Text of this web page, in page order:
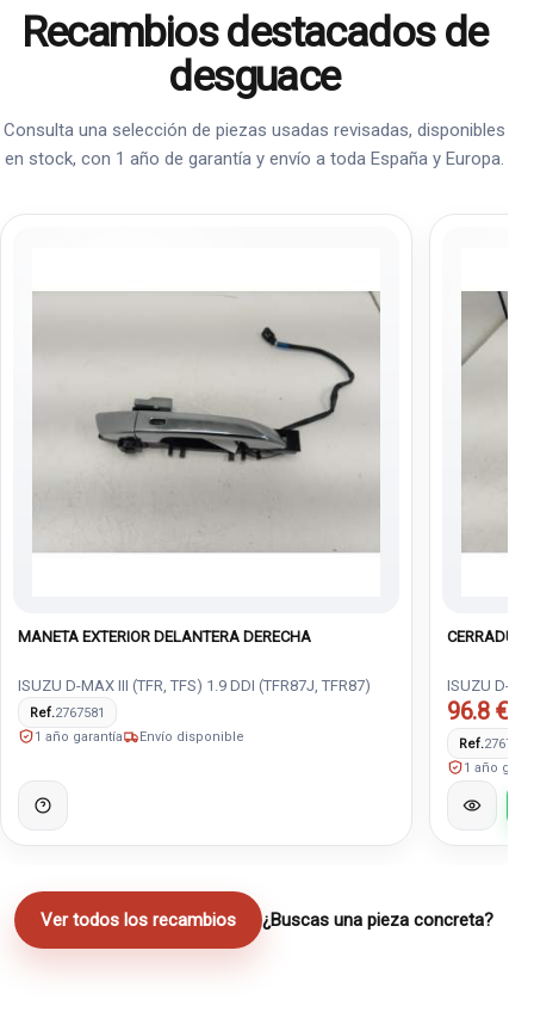
Recambios destacados de
desguace
Consulta una selección de piezas usadas revisadas, disponibles
en stock, con 1 año de garantía y envío a toda España y Europa.
MANETA EXTERIOR DELANTERA DERECHA
ISUZU D-MAX III (TFR, TFS) 1.9 DDI (TFR87J, TFR87)
Ref.2767581
1 año garantía
Envío disponible
ISUZU D-
96.8 €
Ref.2767575
1 año
Ver todos los recambios ¿Buscas una pieza concreta?